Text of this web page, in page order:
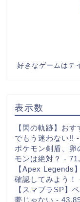
好きなゲームはテ
表示数
【閃の軌跡】お
でもう迷わない!!
ポケモン剣盾、卵
モンは絶対？ -
【Apex Legends
確認してみよう！
【スマブラSP】
夢じゃない -